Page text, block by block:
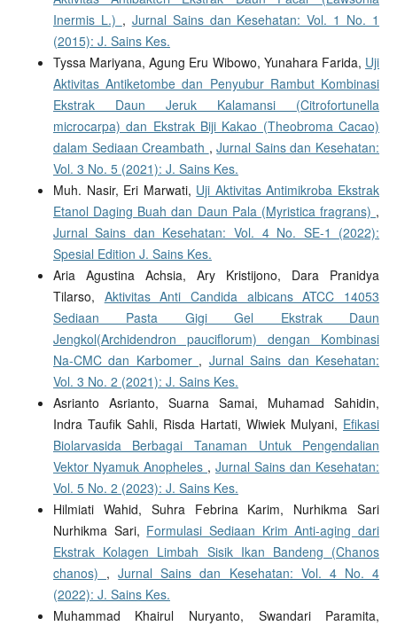
Inermis L.) , Jurnal Sains dan Kesehatan: Vol. 1 No. 1
(2015): J. Sains Kes.
Tyssa Mariyana, Agung Eru Wibowo, Yunahara Farida, Uji
Aktivitas Antiketombe dan Penyubur Rambut Kombinasi
Ekstrak Daun Jeruk Kalamansi (Citrofortunella
microcarpa) dan Ekstrak Biji Kakao (Theobroma Cacao)
dalam Sediaan Creambath ,Jurnal Sains dan Kesehatan:
Vol. 3 No. 5 (2021): J. Sains Kes.
Muh. Nasir, Eri Marwati, Uji Aktivitas Antimikroba Ekstrak
Etanol Daging Buah dan Daun Pala (Myristica fragrans) ,
Jurnal Sains dan Kesehatan: Vol. 4 No. SE-1 (2022):
Spesial Edition J. Sains Kes.
Aria Agustina Achsia, Ary Kristijono, Dara Pranidya
Tilarso, Aktivitas Anti Candida albicans ATCC 14053
Sediaan Pasta Gigi Gel Ekstrak Daun
Jengkol(Archidendron pauciflorum) dengan Kombinasi
Na-CMC dan Karbomer , Jurnal Sains dan Kesehatan:
Vol. 3 No. 2 (2021): J. Sains Kes.
Asrianto Asrianto, Suarna Samai, Muhamad Sahidin,
Indra Taufik Sahli, Risda Hartati, Wiwiek Mulyani, Efikasi
Biolarvasida Berbagai Tanaman Untuk Pengendalian
Vektor Nyamuk Anopheles ,Jurnal Sains dan Kesehatan:
Vol. 5 No. 2 (2023): J. Sains Kes.
Hilmiati Wahid, Suhra Febrina Karim, Nurhikma Sari
Nurhikma Sari, Formulasi Sediaan Krim Anti-aging dari
Ekstrak Kolagen Limbah Sisik Ikan Bandeng (Chanos
chanos) ,Jurnal Sains dan Kesehatan: Vol. 4 No. 4
(2022): J. Sains Kes.
Muhammad Khairul Nuryanto, Swandari Paramita,